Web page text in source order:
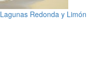
Lagunas Redonda y Limón